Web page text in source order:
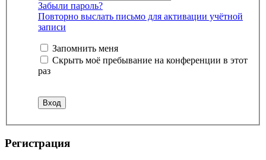
Забыли пароль?
Повторно выслать письмо для активации учётной
записи
Запомнить меня
Скрыть моё пребывание на конференции в этот
раз
Регистрация